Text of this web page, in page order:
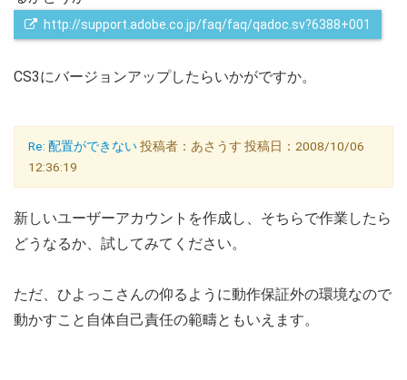
http://support.adobe.co.jp/faq/faq/qadoc.sv?6388+001
CS3にバージョンアップしたらいかがですか。
Re: 配置ができない投稿者：あさうす 投稿日：2008/10/06
12:36:19
新しいユーザーアカウントを作成し、そちらで作業したら
どうなるか、試してみてください。
ただ、ひよっこさんの仰るように動作保証外の環境なので
動かすこと自体自己責任の範疇ともいえます。